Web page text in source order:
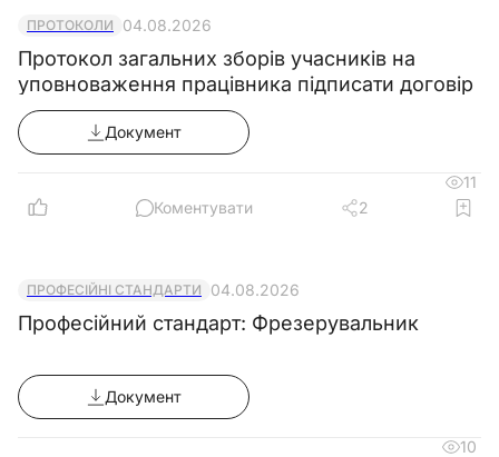
ПРОТОКОЛИ 04.08.2026
Протокол загальних зборів учасників на
уповноваження працівника підписати договір
Документ
11
Коментувати
2
ПРОФЕСІЙНІ СТАНДАРТИ 04.08.2026
Професійний стандарт: Фрезерувальник
Документ
10